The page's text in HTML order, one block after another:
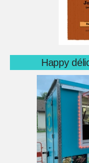
Happy